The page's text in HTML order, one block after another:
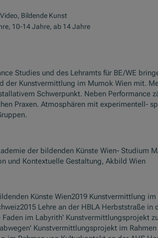
Bildende Kunst
10-14 Jahre, ab 14 Jahre
Studies und des Lehramts für BE/WE
der Kunstvermittlung im Mumok Wien mit.
Schwerpunkt. Neben Performance
Praxen. Atmosphären mit experimentell-
der bildenden Künste Wien- Studium
und Kontextuelle Gestaltung, Akbild Wien
Künste Wien2019 Kunstvermittlung
Lehre an der HBLA Herbststraße in
im Labyrith' Kunstvermittlungsprojekt
Kunstvermittlungsprojekt im